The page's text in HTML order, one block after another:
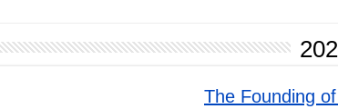
The Founding